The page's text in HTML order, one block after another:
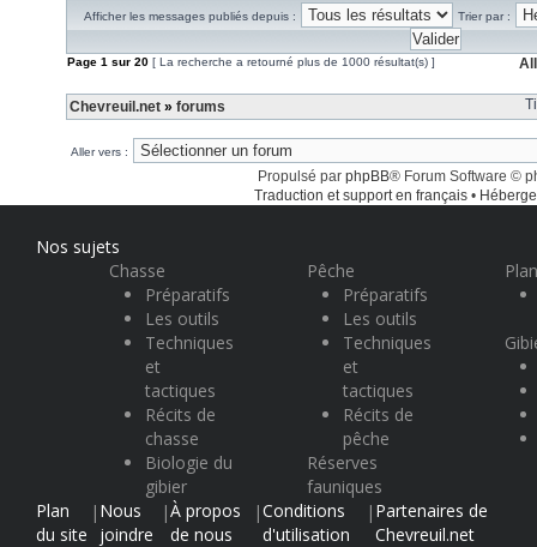
Afficher les messages publiés depuis : Trier par :
Page 1 sur 20 [ La recherche a retourné plus de 1000 résultat(s) ]
Chevreuil.net » forums
Aller vers :
Propulsé par phpBB® Forum Software ©
Traduction et support en français •
Nos sujets
Chasse
Préparatifs
Les outils
Techniques
et
tactiques
Récits de
chasse
Biologie du
gibier
Pêche
Préparatifs
Les outils
Techniques
et
tactiques
Récits de
pêche
Réserves
fauniques
Plan
du site
| Nous
joindre
|À propos
de nous
|Conditions
d'utilisation
| Partenaires de
Chevreuil.net